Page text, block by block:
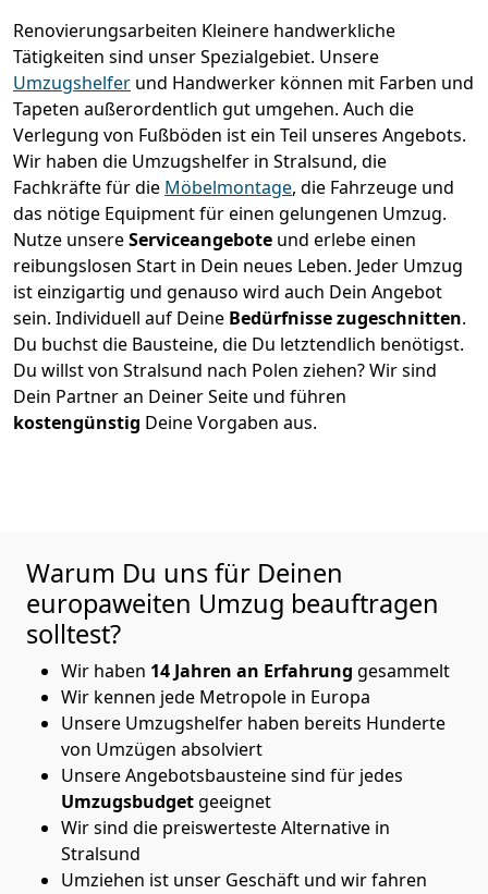
Renovierungsarbeiten Kleinere handwerkliche
Tätigkeiten sind unser Spezialgebiet. Unsere
Umzugshelfer und Handwerker können mit Farben und
Tapeten außerordentlich gut umgehen. Auch die
Verlegung von Fußböden ist ein Teil unseres Angebots.
Wir haben die Umzugshelfer in Stralsund, die
Fachkräfte für die Möbelmontage, die Fahrzeuge und
das nötige Equipment für einen gelungenen Umzug.
Nutze unsereServiceangebote und erlebe einen
reibungslosen Start in Dein neues Leben. Jeder Umzug
ist einzigartig und genauso wird auch Dein Angebot
sein. Individuell auf Deine Bedürfnisse zugeschnitten.
Du buchst die Bausteine, die Du letztendlich benötigst.
Du willst von Stralsund nach Polen ziehen? Wir sind
Dein Partner an Deiner Seite und führen
kostengünstig Deine Vorgaben aus.
Warum Du uns für Deinen
europaweiten Umzug beauftragen
solltest?
Wir haben 14 Jahren an Erfahrung gesammelt
Wir kennen jede Metropole in Europa
Unsere Umzugshelfer haben bereits Hunderte
von Umzügen absolviert
Unsere Angebotsbausteine sind für jedes
Umzugsbudgetgeeignet
Wir sind die preiswerteste Alternative in
Stralsund
Umziehen ist unser Geschäft und wir fahren